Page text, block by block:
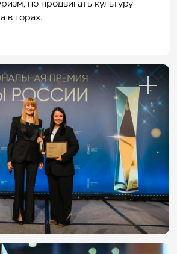
но продвигать культуру
в горах.